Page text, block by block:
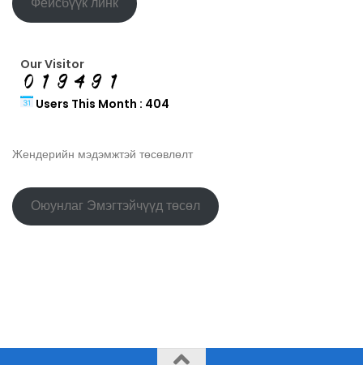
Our Visitor
Users This Month : 404
Жендерийн мэдэмжтэй төсөвлөлт
Оюунлаг Эмэгтэйчүүд төсөл